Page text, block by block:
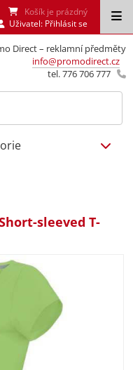
Direct – reklamní předměty
info@promodirect.cz
tel. 776 706 777
Košík je prázdný
Uživatel: Přihlásit se
sleeved T-